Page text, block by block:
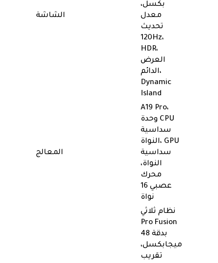
الشاشة
بكسل،
معدل
تحديث
120Hz،
HDR،
العرض
الدائم،
Dynamic
Island
المعالج
A19 Pro،
وحدة CPU
سداسية
النواة، GPU
سداسية
النواة،
محرك
عصبي 16
نواة
نظام ثلاثي
Pro Fusion
بدقة 48
ميجابكسل،
تقريب